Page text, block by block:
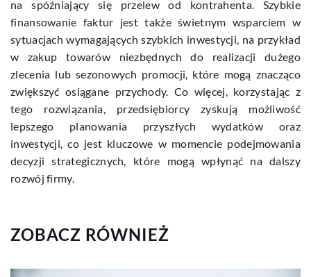
na spóźniający się przelew od kontrahenta. Szybkie
finansowanie faktur jest także świetnym wsparciem w
sytuacjach wymagających szybkich inwestycji, na przykład
w zakup towarów niezbędnych do realizacji dużego
zlecenia lub sezonowych promocji, które mogą znacząco
zwiększyć osiągane przychody. Co więcej, korzystając z
tego rozwiązania, przedsiębiorcy zyskują możliwość
lepszego planowania przyszłych wydatków oraz
inwestycji, co jest kluczowe w momencie podejmowania
decyzji strategicznych, które mogą wpłynąć na dalszy
rozwój firmy.
ZOBACZ RÓWNIEŻ